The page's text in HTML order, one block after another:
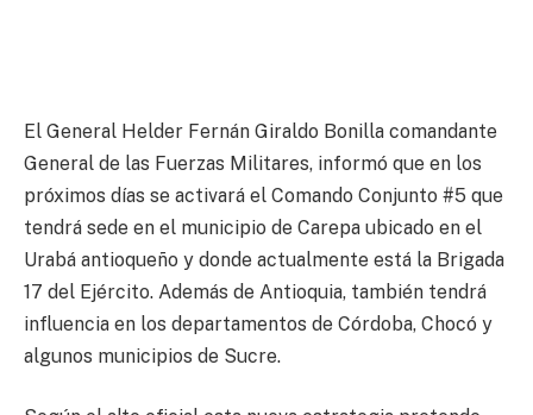
El General Helder Fernán Giraldo Bonilla comandante
General de las Fuerzas Militares, informó que en los
próximos días se activará el Comando Conjunto #5 que
tendrá sede en el municipio de Carepa ubicado en el
Urabá antioqueño y donde actualmente está la Brigada
17 del Ejército. Además de Antioquia, también tendrá
influencia en los departamentos de Córdoba, Chocó y
algunos municipios de Sucre.